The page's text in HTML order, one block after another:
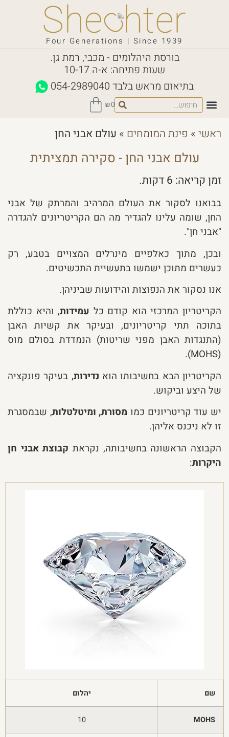
Four Generations | Since 1939
בורסת היהלומים - מכבי, רמת גן.
שעות פתיחה: א-ה 10-17
בתיאום מראש בלבד 054-2989040
₪0
ראשי» פינת המומחים » עולם אבני החן
עולם אבני החן - סקירה תמציתית
זמן קריאה: 6דקות.
בבואנו לסקור את העולם המרהיב והמרתק של אבני
החן, שומה עלינו להגדיר מה הם הקריטריונים להגדרה
"אבני חן".
ובכן, מתוך כאלפיים מינרלים המצויים בטבע, רק
כעשרים מתוכן ישמשו בתעשיית התכשיטים.
אנו נסקור את הנפוצות והידועות שביניהן.
הקריטריון המרכזי הוא קודם כל עמידות, והיא כוללת
בתוכה תתי קריטריונים, ובעיקר את קשיות האבן
(התנגדות האבן מפני שריטות) הנמדדת בסולם מוס
(MOHS).
הקריטריון הבא בחשיבותו הוא נדירות, בעיקר פונקציה
של היצע וביקוש.
יש עוד קריטריונים כמו מסורת, ומיטלטלות, שבמסגרת
זו לא ניכנס אליהן.
הקבוצה הראשונה בחשיבותה, נקראת קבוצת אבני חן
היקרות:
שם יהלום
MOHS
10